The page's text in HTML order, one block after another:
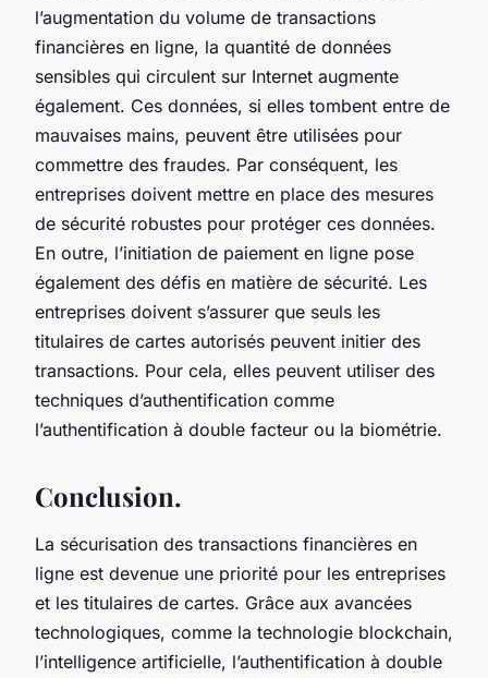
l’augmentation du volume de transactions
financières en ligne, la quantité de données
sensibles qui circulent sur Internet augmente
également. Ces données, si elles tombent entre de
mauvaises mains, peuvent être utilisées pour
commettre des fraudes. Par conséquent, les
entreprises doivent mettre en place des mesures
de sécurité robustes pour protéger ces données.
En outre, l’initiation de paiement en ligne pose
également des défis en matière de sécurité. Les
entreprises doivent s’assurer que seuls les
titulaires de cartes autorisés peuvent initier des
transactions. Pour cela, elles peuvent utiliser des
techniques d’authentification comme
l’authentification à double facteur ou la biométrie.
Conclusion.
La sécurisation des transactions financières en
ligne est devenue une priorité pour les entreprises
et les titulaires de cartes. Grâce aux avancées
technologiques, comme la technologie blockchain,
l’intelligence artificielle, l’authentification à double